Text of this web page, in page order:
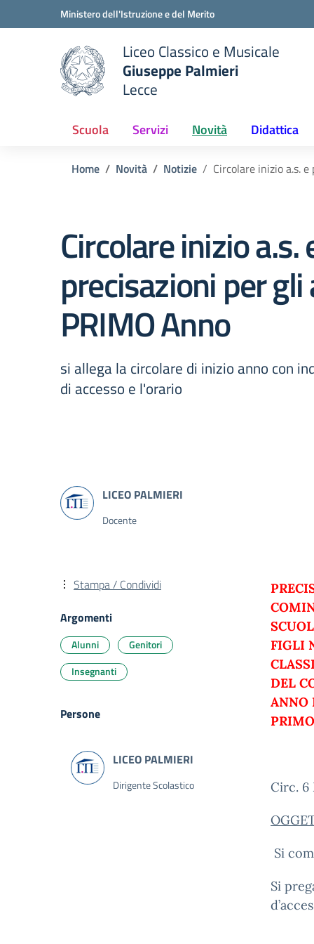
Vai ai contenuti
Vai al menu di navigazioneMinistero dell'Istruzione e del Merito
scuola
Liceo Classico e Musicale
Giuseppe Palmieri
Lecce
Scuola Servizi Novità Didattica
Home Novità Notizie Circolare inizio a.s.
Circolare inizio a.s.
precisazioni per
PRIMO Anno
si allega la circolare di inizio anno con
di accesso e l'orario
Docente
FIGLI
DEL
ANNO
Circ. 6
Si
Si
Stampa / Condividi
Argomenti
Alunni
Genitori
Insegnanti
Persone
Dirigente Scolastico